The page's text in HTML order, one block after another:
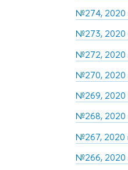
№274, 2020
№273, 2020
№272, 2020
№270, 2020
№269, 2020
№268, 2020
№267, 2020
№266, 2020